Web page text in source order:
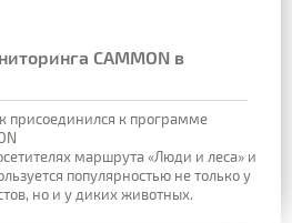
CAMMON в
присоединился к программе
маршрута «Люди и леса» и
популярностью не только у
но и у диких животных.